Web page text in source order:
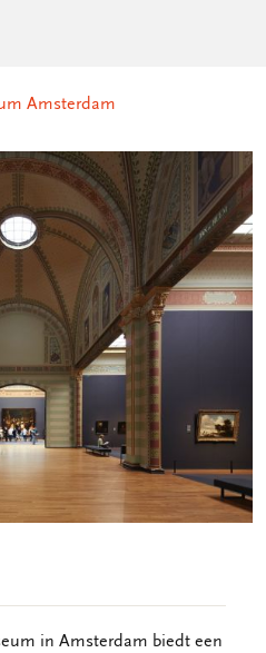
Amsterdam
in Amsterdam biedt een